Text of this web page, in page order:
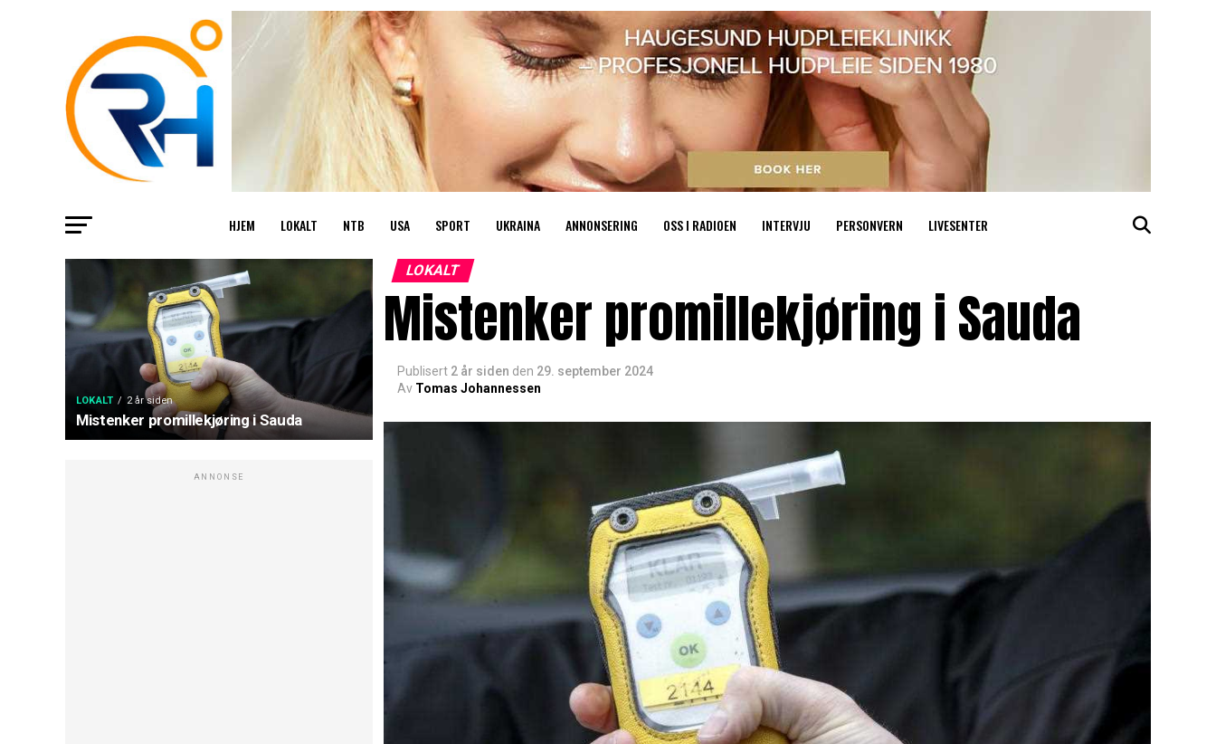
HJEM LOKALT NTB USA SPORT UKRAINA ANNONSERING OSS I RADIOEN INTERVJU PERSONVERN LIVESENTER
LOKALT 2 år siden
Mistenker promillekjøring i Sauda
ANNONSE
LOKALT
Mistenker promillekjøring i Sauda
Publisert 2 år siden den 29. september 2024
Av Tomas Johannessen